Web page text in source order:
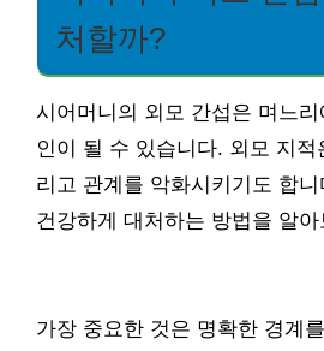
처할까?
시어머니의 외모 간섭은 며느
인이 될 수 있습니다. 외모 지
리고 관계를 악화시키기도 합
건강하게 대처하는 방법을 알
가장 중요한 것은 명확한 경계